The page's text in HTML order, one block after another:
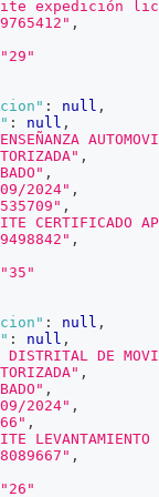
expedición
,
"29"
: null ,
: null ,
,
,
2024" ,
,
CERTIFICADO
,
"35"
: null ,
: null ,
DISTRITAL DE
,
,
2024" ,
,
LEVANTAMIENTO
,
"26"